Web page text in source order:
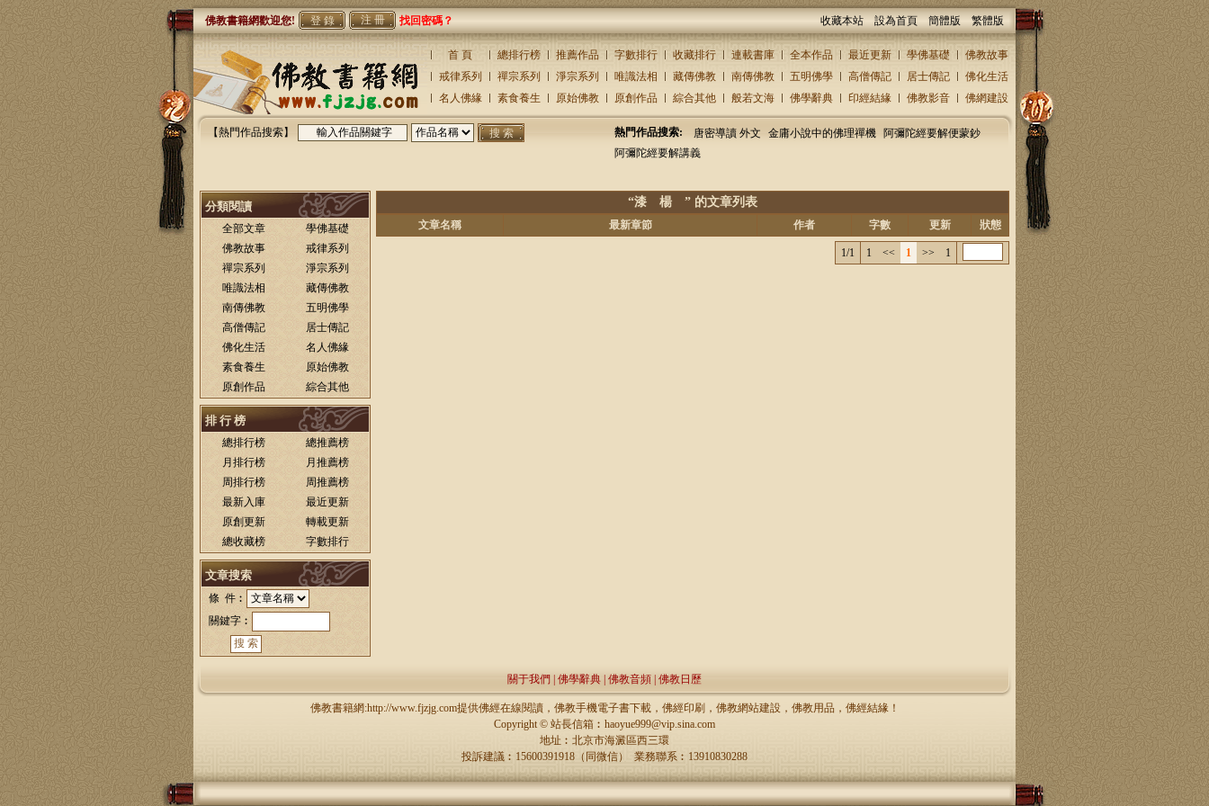
佛教書籍網歡迎您! 注 冊 找回密碼？ 收藏本站 設為首頁 簡體版 繁體版
首 頁 總排行榜 推薦作品 字數排行 收藏排行 連載書庫 全本作品 最近更新 學佛基礎
佛教故事
戒律系列
禪宗系列 淨宗系列 唯識法相 藏傳佛教 南傳佛教 五明佛學 高僧傳記 居士傳記
佛化生活
名人佛緣
素食養生 原始佛教 原創作品 綜合其他 般若文海 佛學辭典 印經結緣 佛教影音 佛網建設
【熱門作品搜索】 熱門作品搜索: 唐密導讀 外文 金庸小說中的佛理禪機
阿彌陀經要解便蒙鈔
阿彌陀經要解講義
分類閱讀
全部文章
學佛基礎
佛教故事
戒律系列
禪宗系列
淨宗系列
唯識法相
藏傳佛教
南傳佛教
五明佛學
高僧傳記
居士傳記
佛化生活
名人佛緣
素食養生
原始佛教
原創作品
綜合其他
排 行 榜
總排行榜
總推薦榜
月排行榜
月推薦榜
周排行榜
周推薦榜
最新入庫
最近更新
原創更新
轉載更新
總收藏榜
字數排行
文章搜索
條 件︰
關鍵字︰
“漆 楊 ” 的文章列表
文章名稱 最新章節 作者 字數 更新 狀態
1/1 1 << 1 >> 1
關于我們 佛學辭典 佛教音頻 佛教日歷
佛教書籍網:http://www.fjzjg.com提供佛經在線閱讀，佛教手機電子書下載，佛經印刷，佛教網站建設，佛教用品，佛經結緣！
Copyright © 站長信箱︰haoyue999@vip.sina.com
地址︰北京市海澱區西三環
投訴建議︰15600391918（同微信） 業務聯系︰13910830288